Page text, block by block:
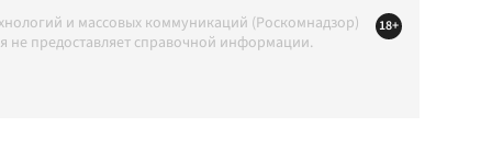
и массовых коммуникаций (Роскомнадзор)
не предоставляет справочной информации.
18+